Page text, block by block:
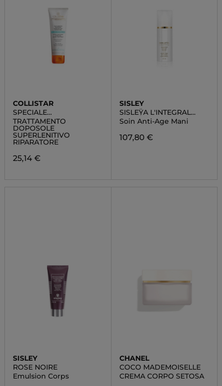
COLLISTAR
SPECIALE
ABBRONZATURA
PERFETTA
TRATTAMENTO
DOPOSOLE
SUPERLENITIVO
RIPARATORE
25,14 €
SISLEY
SISLEŸA L'INTEGRAL
ANTI-ÂGE CONCENTRE
ANTI-ÂGE MAINS
Soin Anti-Age Mani
107,80 €
SISLEY
ROSE NOIRE
Emulsion Corps
CHANEL
COCO MADEMOISELLE
CREMA CORPO SETOSA